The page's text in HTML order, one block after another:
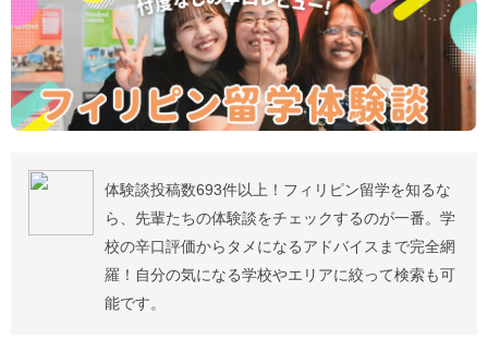
体験談投稿数693件以上！フィリピン留学を知るな
ら、先輩たちの体験談をチェックするのが一番。学
校の辛口評価からタメになるアドバイスまで完全網
羅！自分の気になる学校やエリアに絞って検索も可
能です。